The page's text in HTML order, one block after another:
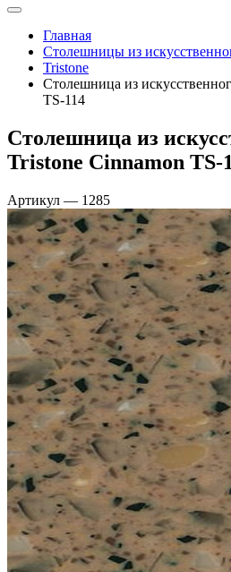
Главная
Столешницы из
Tristone
Столешница из
TS-114
Столешница из
Tristone Cinnamon TS-
Артикул — 1285